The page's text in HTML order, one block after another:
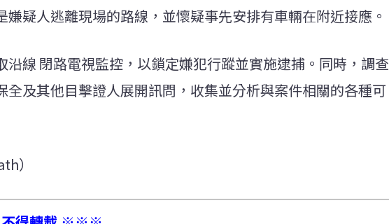
嫌疑人逃離現場的路線，並懷疑事先安排有車輛在附近接應。
沿線 閉路電視監控，以鎖定嫌犯行蹤並實施逮捕。同時，調查
全及其他目擊證人展開訊問，收集並分析與案件相關的各種可
）